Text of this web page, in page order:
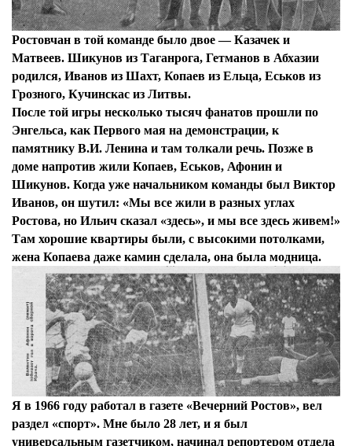
Ростовчан в той команде было двое — Казачек и
Матвеев. Шикунов из Таганрога, Гетманов в Абхазии
родился, Иванов из Шахт, Копаев из Ельца, Еськов из
Грозного, Кучинскас из Литвы.
После той игры несколько тысяч фанатов прошли по
Энгельса, как Первого мая на демонстрации, к
памятнику В.И. Ленина и там толкали речь. Позже в
доме напротив жили Копаев, Еськов, Афонин и
Шикунов. Когда уже начальником команды был Виктор
Иванов, он шутил: «Мы все жили в разных углах
Ростова, но Ильич сказал «здесь», и мы все здесь живем!»
Там хорошие квартиры были, с высокими потолками,
жена Копаева даже камин сделала, она была модница.
Я в 1966 году работал в газете «Вечерний Ростов», вел
раздел «спорт». Мне было 28 лет, и я был
универсальным газетчиком, начинал репортером отдела